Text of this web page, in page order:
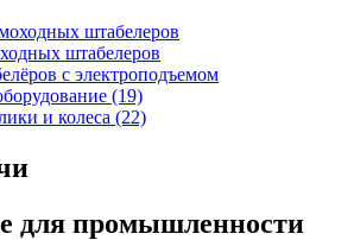
штабелеров
штабелеров
с электроподъемом
(19)
и колеса (22)
для промышленности